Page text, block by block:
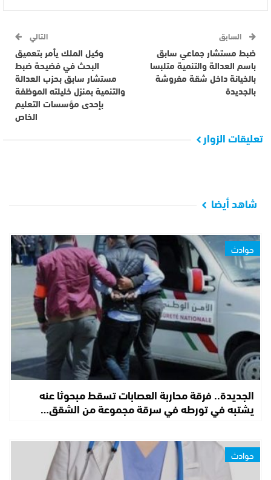
السابق
ضبط مستشار جماعي سابق
باسم العدالة والتنمية متلبسا
بالخيانة داخل شقة مفروشة
بالجديدة
التالي
وكيل الملك يأمر بتعميق
البحث في فضيحة ضبط
مستشار سابق بحزب العدالة
والتنمية بمنزل خليلته الموظفة
بإحدى مؤسسات التعليم
الخاص
تعليقات الزوار
شاهد أيضا
حوادث
الجديدة.. فرقة محاربة العصابات تسقط مبحوثا عنه
يشتبه في تورطه في سرقة مجموعة من الشقق…
حوادث